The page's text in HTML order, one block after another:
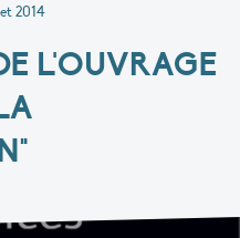
2014
L'OUVRAGE